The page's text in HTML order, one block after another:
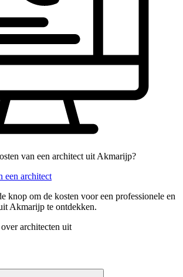
van een architect uit Akmarijp?
een architect
knop om de kosten voor een professionele en
Akmarijp te ontdekken.
architecten uit